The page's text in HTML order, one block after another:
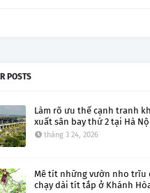
POSTS
Làm rõ ưu thế cạnh tranh
xuất sân bay thứ 2 tại Hà
tháng 3 24, 2026
Mê tít những vườn nho trĩu
chạy dài tít tắp ở Khánh